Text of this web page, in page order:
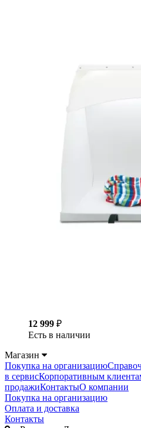
12 999 ₽
Есть в наличии
Магазин
Покупка на организацию
в сервисКорпоративным
продажиКонтактыО компании
Покупка на организацию
Оплата и доставка
Контакты